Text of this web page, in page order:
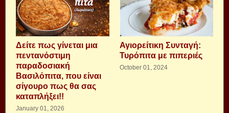
Δείτε πως γίνεται μια
πεντανόστιμη
παραδοσιακή
Βασιλόπιτα, που είναι
σίγουρο πως θα σας
καταπλήξει!!
January 01, 2026
Αγιορείτικη Συνταγή:
Τυρόπιτα με πιπεριές
October 01, 2024